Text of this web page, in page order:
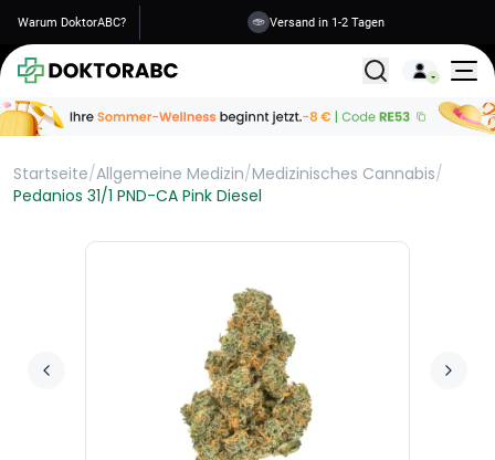
Warum DoktorABC? Versand in 1-2 Tagen
Alle
Startseite/Allgemeine Medizin/Medizinisches Cannabis/
Pedanios 31/1 PND-CA Pink Diesel